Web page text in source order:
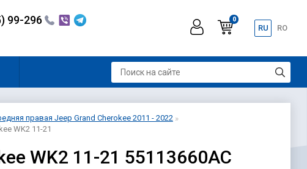
99-296
0
RU RO
правая Jeep Grand Cherokee 2011 - 2022
WK2 11-21
WK2 11-21 55113660AC